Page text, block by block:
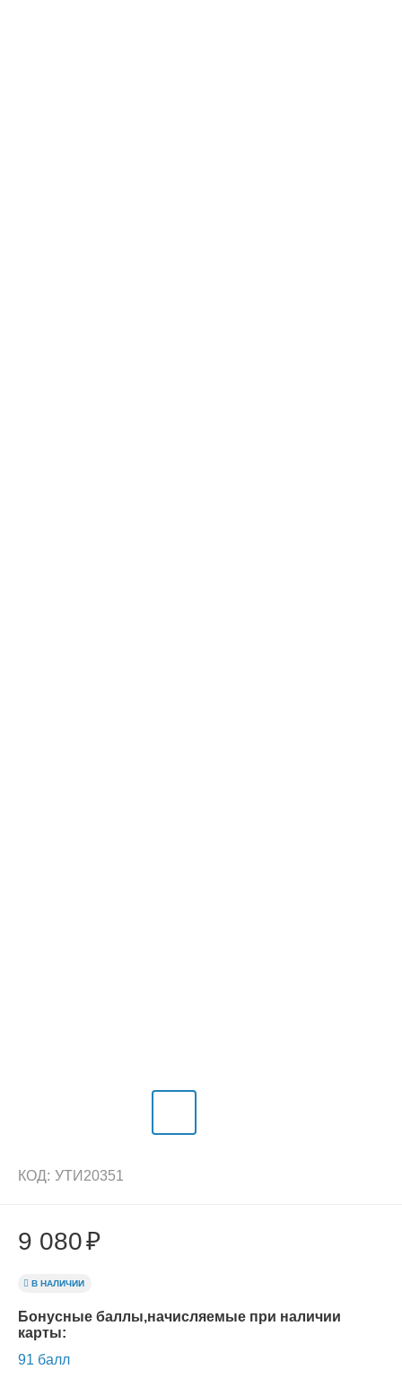
КОД: УТИ20351
9 080₽
В НАЛИЧИИ
Бонусные баллы,начисляемые при наличии
карты:
91 балл